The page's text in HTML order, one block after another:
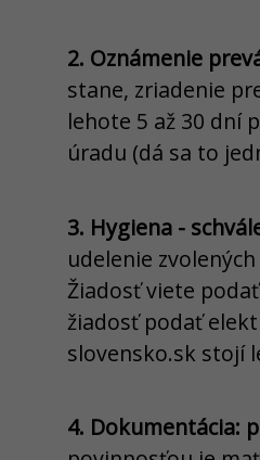
2. Oznámenie
stane, zriadenie
lehote 5 až 30 dní
úradu (dá sa to
3. Hygiena -
udelenie
Žiadosť viete
žiadosť podať
slovensko.sk stojí
4. Dokumentácia: